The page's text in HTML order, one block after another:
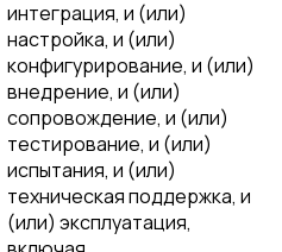
интеграция, и (или)
настройка, и (или)
конфигурирование, и (или)
внедрение, и (или)
сопровождение, и (или)
тестирование, и (или)
испытания, и (или)
техническая поддержка, и
(или) эксплуатация,